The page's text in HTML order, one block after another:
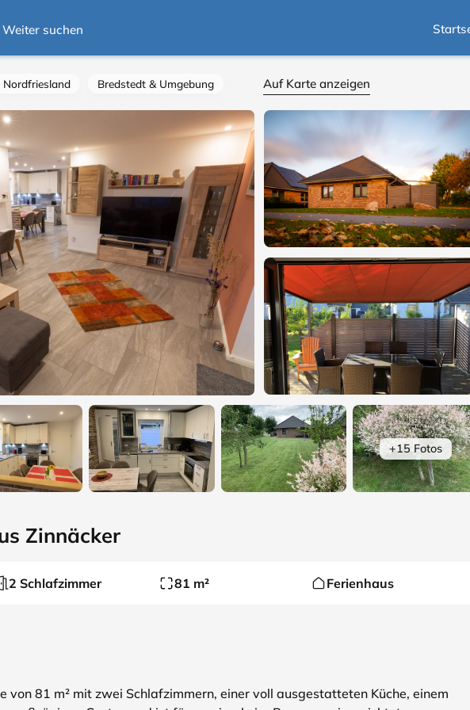
Weiter suchen
Nordfriesland Bredstedt & Umgebung Auf Karte anzeigen
+15 Fotos
Zinnäcker
2 Schlafzimmer 81 m² Ferienhaus
von 81 m² mit zwei Schlafzimmern, einer voll ausgestatteten Küche, einem